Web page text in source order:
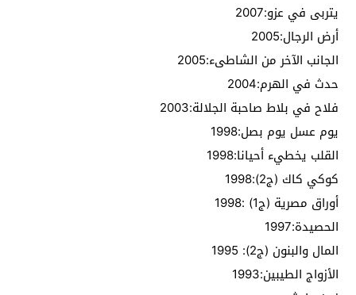
يتربى في عزو:2007
أرض الرجال:2005
الجانب الآخر من الشاطىء:2005
حدث في الهرم:2004
فلاح في بلاط صاحبة الجلالة:2003
يوم عسل يوم بصل:1998
القلب يخطيء أحيانا:1998
كوكي كاك (ج2):1998
أوراق مصرية (ج1) :1998
الحصيدة:1997
المال والبنون (ج2): 1995
الأزواج الطيبين:1993